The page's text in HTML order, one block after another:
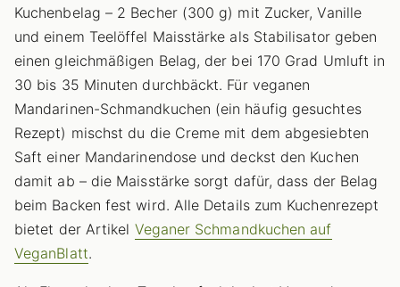
Kuchenbelag – 2 Becher (300 g) mit Zucker, Vanille
und einem Teelöffel Maisstärke als Stabilisator geben
einen gleichmäßigen Belag, der bei 170 Grad Umluft in
30 bis 35 Minuten durchbäckt. Für veganen
Mandarinen-Schmandkuchen (ein häufig gesuchtes
Rezept) mischst du die Creme mit dem abgesiebten
Saft einer Mandarinendose und deckst den Kuchen
damit ab – die Maisstärke sorgt dafür, dass der Belag
beim Backen fest wird. Alle Details zum Kuchenrezept
bietet der Artikel Veganer Schmandkuchen auf
VeganBlatt.